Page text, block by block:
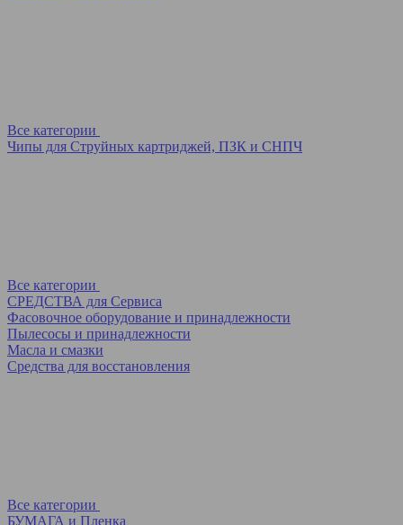
Все категории
Чипы для Струйных картриджей, ПЗК и СНПЧ
Все категории
СРЕДСТВА для Сервиса
Фасовочное оборудование и принадлежности
Пылесосы и принадлежности
Масла и смазки
Средства для восстановления
Все категории
БУМАГА и Пленка